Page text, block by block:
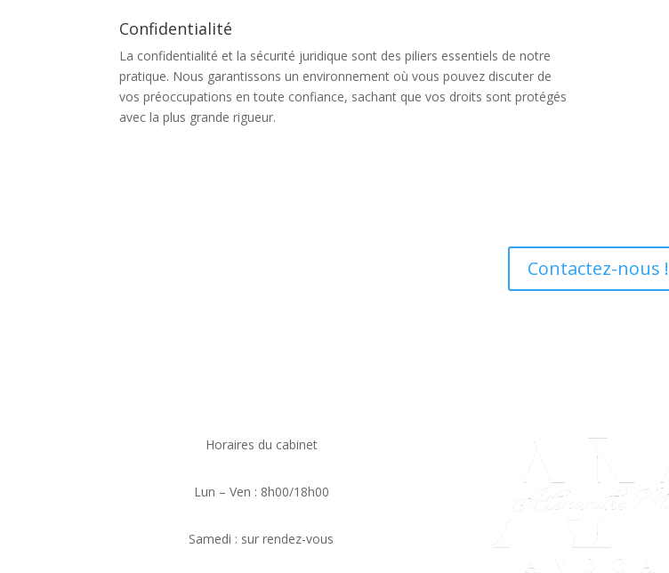
Confidentialité
La confidentialité et la sécurité juridique sont des piliers essentiels de notre
pratique. Nous garantissons un environnement où vous pouvez discuter de
vos préoccupations en toute confiance, sachant que vos droits sont protégés
avec la plus grande rigueur.
Contactez-nous !
Horaires du cabinet
Lun – Ven : 8h00/18h00
Samedi : sur rendez-vous